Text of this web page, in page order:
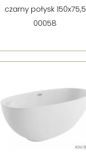
czarny połysk 150x75,5
00058